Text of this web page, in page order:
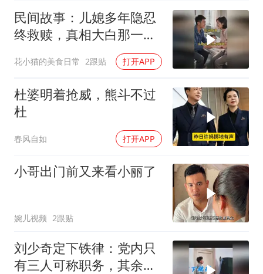
民间故事：儿媳多年隐忍
终救赎，真相大白那一刻
花小猫的美食日常 2跟贴 打开APP
杜婆明着抢威，熊斗不过
杜
春风自如 打开APP
小哥出门前又来看小丽了
婉儿视频 2跟贴
刘少奇定下铁律：党内只
有三人可称职务，其余必